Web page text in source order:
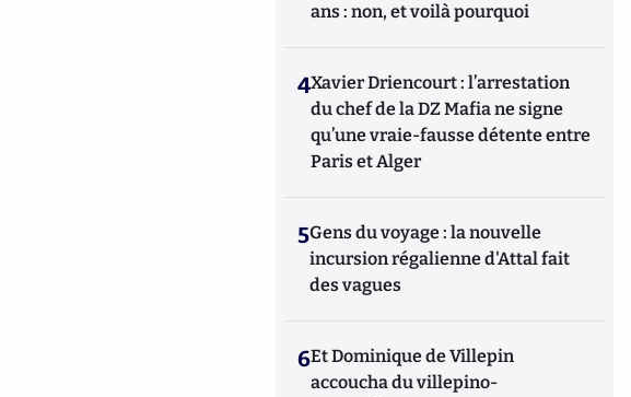
ans : non, et voilà pourquoi
4Xavier Driencourt : l’arrestation
du chef de la DZ Mafia ne signe
qu’une vraie-fausse détente entre
Paris et Alger
5Gens du voyage : la nouvelle
incursion régalienne d'Attal fait
des vagues
6Et Dominique de Villepin
accoucha du villepino-